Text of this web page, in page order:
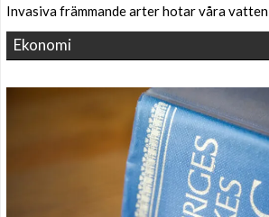
Invasiva främmande arter hotar våra vatten
Ekonomi